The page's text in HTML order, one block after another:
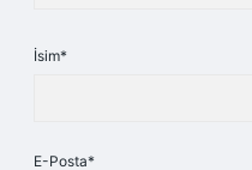
İsim*
E-Posta*